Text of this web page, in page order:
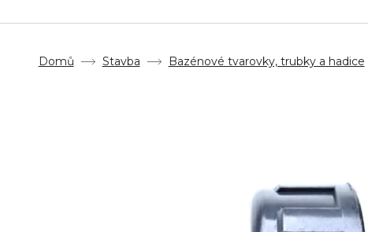
Domů Stavba Bazénové tvarovky, trubky a hadice